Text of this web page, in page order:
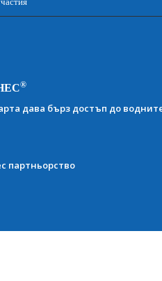
®
дава бърз достъп до
партньорство